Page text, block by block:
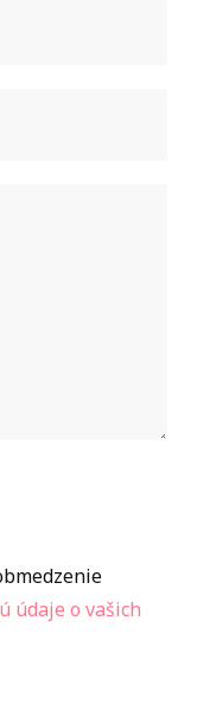
údaje o vašich